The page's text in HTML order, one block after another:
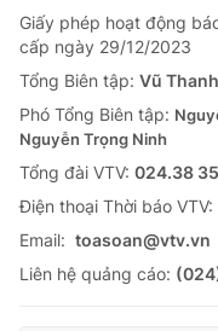
Giấy phép hoạt động
cấp ngày 29/12/2023
Tổng Biên tập: Vũ
Phó Tổng Biên tập:
Nguyễn Trọng Ninh
Tổng đài VTV: 024.38
Ðiện thoại Thời báo VTV:
Email: toasoan@vtv.vn
Liên hệ quảng cáo: